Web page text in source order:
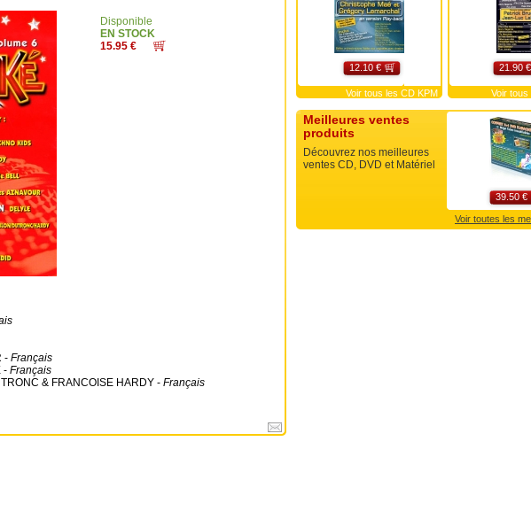
Disponible
EN STOCK
15.95 €
- Français
- Français
& FRANCOISE HARDY - Français
12.10 €
Voir tous les CD KPM
21.90 €
Voir tous
Meilleures ventes
produits
Découvrez nos meilleures
ventes CD, DVD et Matériel
39.50 €
Voir toutes les